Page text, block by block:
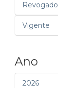
Revogado
Vigente
Ano
2026